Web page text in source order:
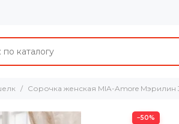
Сорочка женская MIA-Amore Мэрилин
−50%